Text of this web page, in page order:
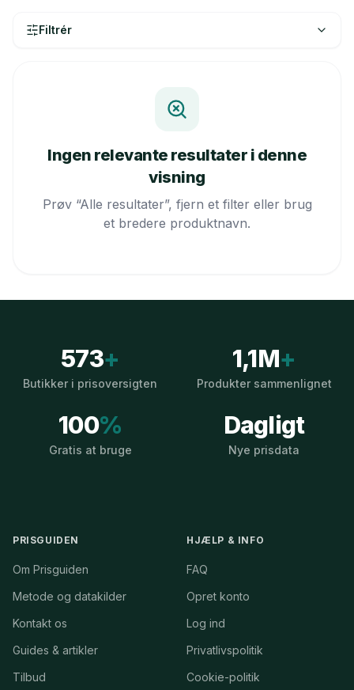
Filtrér
Ingen relevante resultater i denne
visning
Prøv “Alle resultater”, fjern et filter eller brug
et bredere produktnavn.
573+
Butikker i prisoversigten
1,1M+
Produkter sammenlignet
100%
Gratis at bruge
Dagligt
Nye prisdata
PRISGUIDEN
Om Prisguiden
Metode og datakilder
Kontakt os
Guides & artikler
Tilbud
HJÆLP & INFO
FAQ
Opret konto
Log ind
Privatlivspolitik
Cookie-politik